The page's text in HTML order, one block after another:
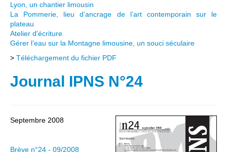
Lyon, un chantier limousin
La Pommerie, lieu d’ancrage de l’art contemporain sur le
plateau
Atelier d'écriture
Gérer l’eau sur la Montagne limousine, un souci séculaire
> Téléchargement du fichier PDF
Journal IPNS N°24
Septembre 2008
Brève n°24 - 09/2008